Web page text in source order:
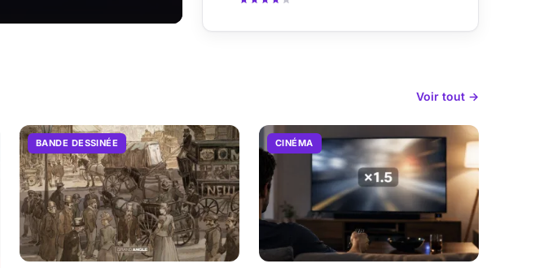
Voir tout →
BANDE DESSINÉE CINÉMA